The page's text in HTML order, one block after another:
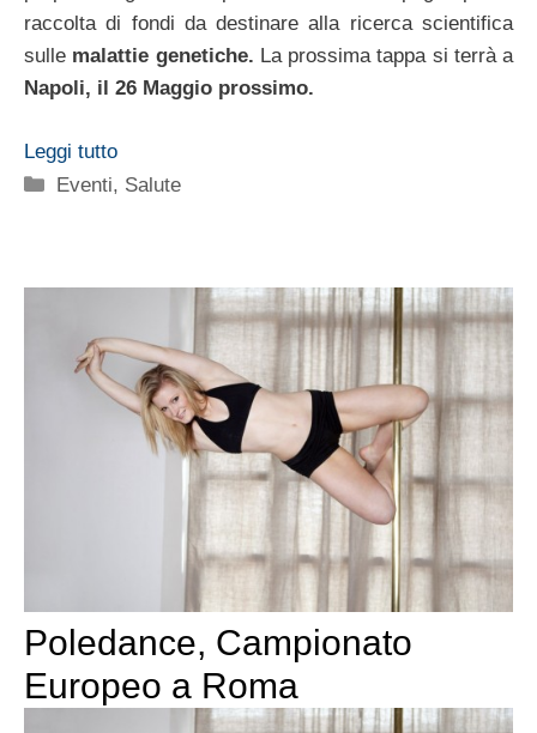
raccolta di fondi da destinare alla ricerca scientifica
sulle malattie genetiche. La prossima tappa si terrà a
Napoli, il 26 Maggio prossimo.
Leggi tutto
Categorie
Eventi, Salute
Poledance, Campionato
Europeo a Roma